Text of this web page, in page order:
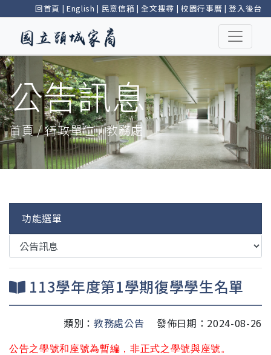
回首頁 | English | 民意信箱 |全文搜尋 | 校園行事曆 |登入後台
公告訊息
首頁 / 行政單位 / 教務處
功能選單
113學年度第1學期復學學生名單
類別： 教務處公告 發佈日期：2024-08-26
公告之學號和座號為暫編，非正式之學號與座號。